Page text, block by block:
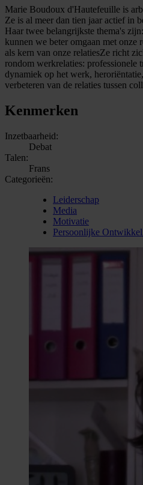
Marie Boudoux d'Hautefeuille is
Ze is al meer dan tien jaar actief in
Haar twee belangrijkste thema's
kunnen we beter omgaan met
als kern van onze relatiesZe richt
rondom werkrelaties: professionele
dynamiek op het werk,
verbeteren van de relaties tussen
Kenmerken
Inzetbaarheid:
Debat
Talen:
Frans
Categorieën:
Leiderschap
Media
Motivatie
Persoonlijke